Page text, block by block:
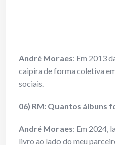
André Moraes: Em 2013
caipira de forma coletiva
sociais.
06) RM: Quantos álbuns
André Moraes: Em 2024,
livro ao lado do meu